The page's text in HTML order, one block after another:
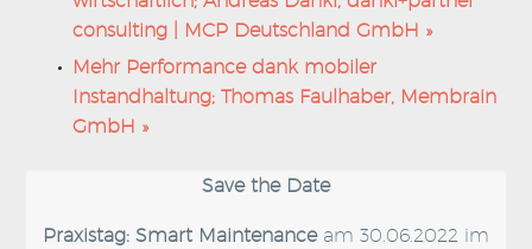
consulting | MCP Deutschland GmbH »
Mehr Performance dank mobiler
Instandhaltung; Thomas Faulhaber, Membrain
GmbH »
Save the Date
Praxistag: Smart Maintenanceam 30.06.2022 im